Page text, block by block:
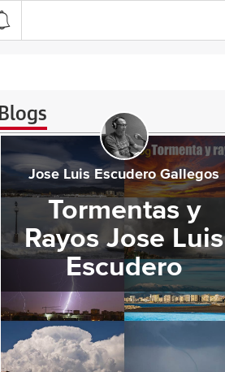
Blogs
Jose Luis Escudero Gallegos
Tormentas y
Rayos Jose Luis
Escudero